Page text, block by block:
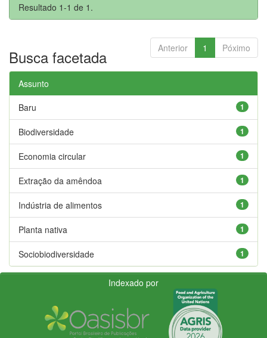
Resultado 1-1 de 1.
Anterior 1 Póximo
Busca facetada
Assunto
1
Baru
1
Biodiversidade
1
Economia circular
1
Extração da amêndoa
1
Indústria de alimentos
1
Planta nativa
1
Sociobiodiversidade
Indexado por